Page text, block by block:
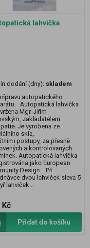
lahvička
dodání (dny): skladem
autopatického
Autopatická lahvička
Mgr. Jiřím
zakladatelem
Je vyrobena ze
skla,
postupy, za přesně
a kontrolovaných
Autopatická lahvička
jako European
Design. Při
dvou lahviček sleva 5
lahviček...
Kč
Přidat do košíku